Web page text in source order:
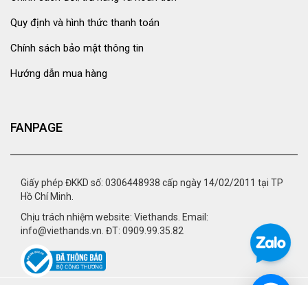
Quy định và hình thức thanh toán
Chính sách bảo mật thông tin
Hướng dẫn mua hàng
FANPAGE
Giấy phép ĐKKD số: 0306448938 cấp ngày 14/02/2011 tại TP
Hồ Chí Minh.
Chịu trách nhiệm website: Viethands. Email:
info@viethands.vn. ĐT: 0909.99.35.82